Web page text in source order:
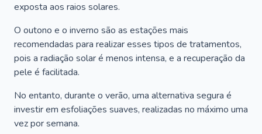
exposta aos raios solares.
O outono e o inverno são as estações mais
recomendadas para realizar esses tipos de tratamentos,
pois a radiação solar é menos intensa, e a recuperação da
pele é facilitada.
No entanto, durante o verão, uma alternativa segura é
investir em esfoliações suaves, realizadas no máximo uma
vez por semana.